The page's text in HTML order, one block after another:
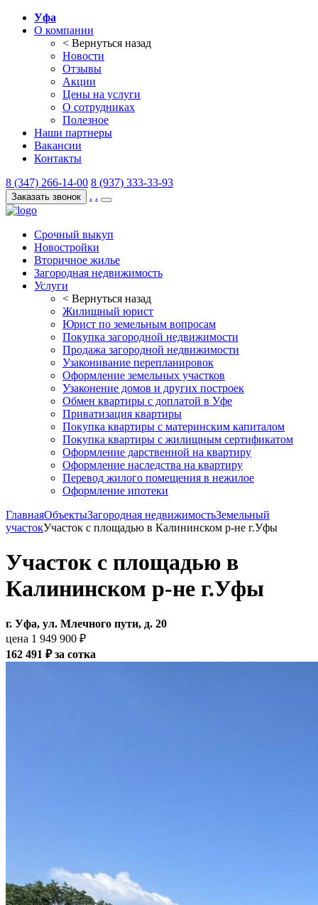
Уфа
О компании
< Вернуться назад
Новости
Отзывы
Акции
Цены на услуги
О сотрудниках
Полезное
Наши партнеры
Вакансии
Контакты
8 (347) 266-14-00 8 (937) 333-33-93
Заказать звонок . .
Срочный выкуп
Новостройки
Вторичное жилье
Загородная недвижимость
Услуги
< Вернуться назад
Жилищный юрист
Юрист по земельным вопросам
Покупка загородной недвижимости
Продажа загородной недвижимости
Узаконивание перепланировок
Оформление земельных участков
Узаконение домов и других построек
Обмен квартиры с доплатой в Уфе
Приватизация квартиры
Покупка квартиры с материнским капиталом
Покупка квартиры с жилищным сертификатом
Оформление дарственной на квартиру
Оформление наследства на квартиру
Перевод жилого помещения в нежилое
Оформление ипотеки
ГлавнаяОбъектыЗагородная недвижимостьЗемельный
участокУчасток с площадью в Калининском р-не г.Уфы
Участок с площадью в
Калининском р-не г.Уфы
г. Уфа, ул. Млечного пути, д. 20
цена 1 949 900 ₽
162 491 ₽ за cотка